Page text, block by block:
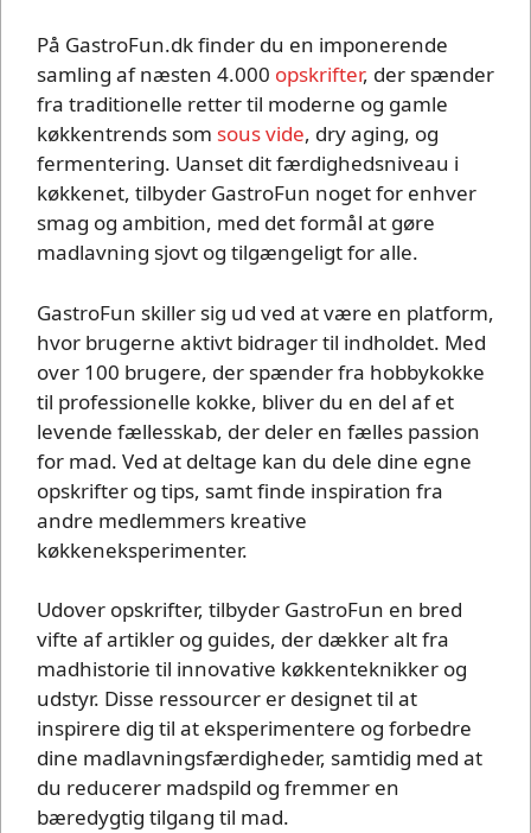
På GastroFun.dk finder du en imponerende
samling af næsten 4.000 opskrifter, der spænder
fra traditionelle retter til moderne og gamle
køkkentrends som sous vide, dry aging, og
fermentering. Uanset dit færdighedsniveau i
køkkenet, tilbyder GastroFun noget for enhver
smag og ambition, med det formål at gøre
madlavning sjovt og tilgængeligt for alle.
GastroFun skiller sig ud ved at være en platform,
hvor brugerne aktivt bidrager til indholdet. Med
over 100 brugere, der spænder fra hobbykokke
til professionelle kokke, bliver du en del af et
levende fællesskab, der deler en fælles passion
for mad. Ved at deltage kan du dele dine egne
opskrifter og tips, samt finde inspiration fra
andre medlemmers kreative
køkkeneksperimenter.
Udover opskrifter, tilbyder GastroFun en bred
vifte af artikler og guides, der dækker alt fra
madhistorie til innovative køkkenteknikker og
udstyr. Disse ressourcer er designet til at
inspirere dig til at eksperimentere og forbedre
dine madlavningsfærdigheder, samtidig med at
du reducerer madspild og fremmer en
bæredygtig tilgang til mad.